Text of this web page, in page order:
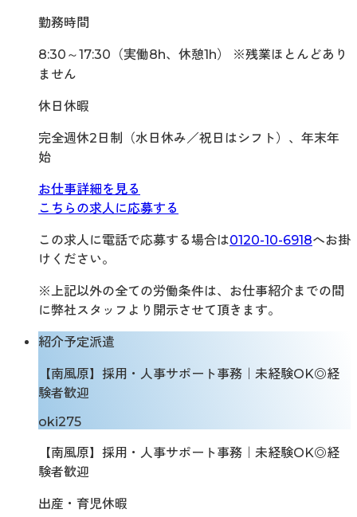
勤務時間
8:30～17:30（実働8h、休憩1h） ※残業ほとんどあり
ません
休日休暇
完全週休2日制（水日休み／祝日はシフト）、年末年
始
お仕事詳細を見る
こちらの求人に応募する
この求人に電話で応募する場合は0120-10-6918へお掛
けください。
※上記以外の全ての労働条件は、お仕事紹介までの間
に弊社スタッフより開示させて頂きます。
紹介予定派遣
【南風原】採用・人事サポート事務｜未経験OK◎経
験者歓迎
oki275
【南風原】採用・人事サポート事務｜未経験OK◎経
験者歓迎
出産・育児休暇